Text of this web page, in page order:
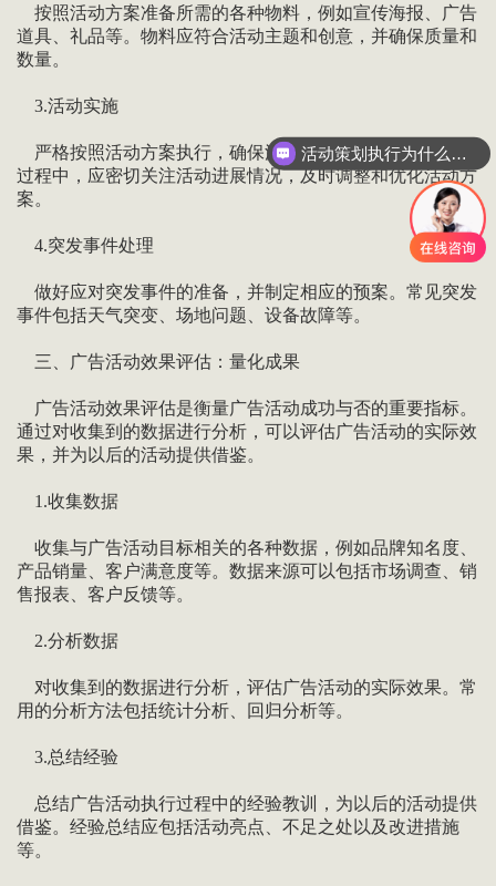
按照活动方案准备所需的各种物料，例如宣传海报、广告
道具、礼品等。物料应符合活动主题和创意，并确保质量和
数量。
3.活动实施
严格按照活动方案执行，确保活动顺利进行。在活动实施
过程中，应密切关注活动进展情况，及时调整和优化活动方
案。
4.突发事件处理
做好应对突发事件的准备，并制定相应的预案。常见突发
事件包括天气突变、场地问题、设备故障等。
三、广告活动效果评估：量化成果
广告活动效果评估是衡量广告活动成功与否的重要指标。
通过对收集到的数据进行分析，可以评估广告活动的实际效
果，并为以后的活动提供借鉴。
1.收集数据
收集与广告活动目标相关的各种数据，例如品牌知名度、
产品销量、客户满意度等。数据来源可以包括市场调查、销
售报表、客户反馈等。
2.分析数据
对收集到的数据进行分析，评估广告活动的实际效果。常
用的分析方法包括统计分析、回归分析等。
3.总结经验
总结广告活动执行过程中的经验教训，为以后的活动提供
借鉴。经验总结应包括活动亮点、不足之处以及改进措施
等。
活动策划执行为什么要选善达？